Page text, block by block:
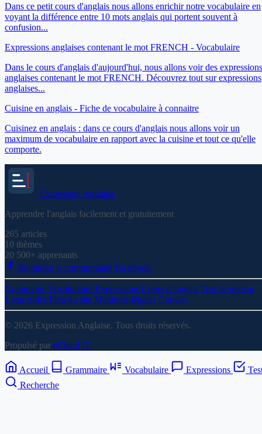
Dans ce petit cours d'anglais nous allons enrichir notre vocabulaire en
voyant la différence entre 10 mots anglais qui portent souvent à
confusion...
Expressions anglaises contenant le mot FRENCH - Vocabulaire
Dans le cours d'anglais d'aujourd'hui, nous allons voir des expressions
anglaises contenant le mot FRENCH. Découvrez tout sur expressions
anglaises...
Cuisine en anglais - Fiche de vocabulaire à connaitre
Cuisinez en anglais : dans ce cours d'anglais nous allons voir un
maximum de vocabulaire en rapport avec la cuisine et tout ce qu'elle
comporte.
ExpressionAnglaise
Apprendre l'anglais facilement et gratuitement
265 articles
10 thèmes
20 500+ apprenants
Rejoindre la communauté Facebook
Grammaire Vocabulaire Expressions Cours d'anglais Test de niveau
Liens utiles Plan du site Mentions légales Contact
© 2026 Expression Anglaise. Tous droits réservés.
Propulsé par eClaud IT
Accueil Grammaire Vocabulaire Expressions
Recherche